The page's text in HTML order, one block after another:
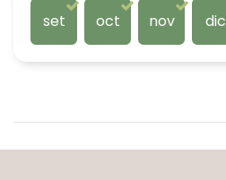
set oct nov dic